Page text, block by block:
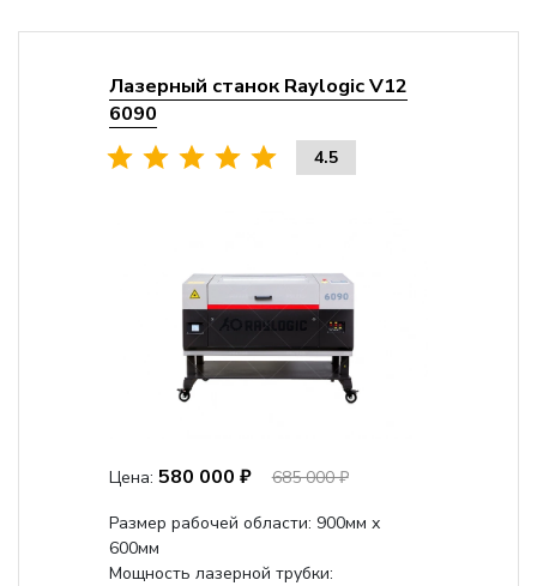
Лазерный станок Raylogic V12
6090
4.5
Цена: 580 000 ₽
685 000 ₽
Размер рабочей области: 900мм х
600мм
Мощность лазерной трубки: